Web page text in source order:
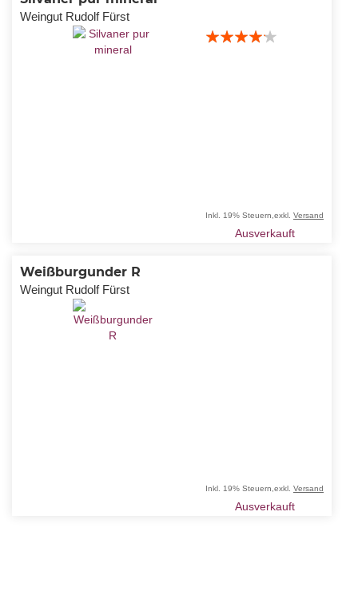
Weingut Rudolf Fürst
Bewertung:
Inkl. 19% Steuern exkl. Versand
Ausverkauft
Weißburgunder R
Weingut Rudolf Fürst
Inkl. 19% Steuern exkl. Versand
Ausverkauft